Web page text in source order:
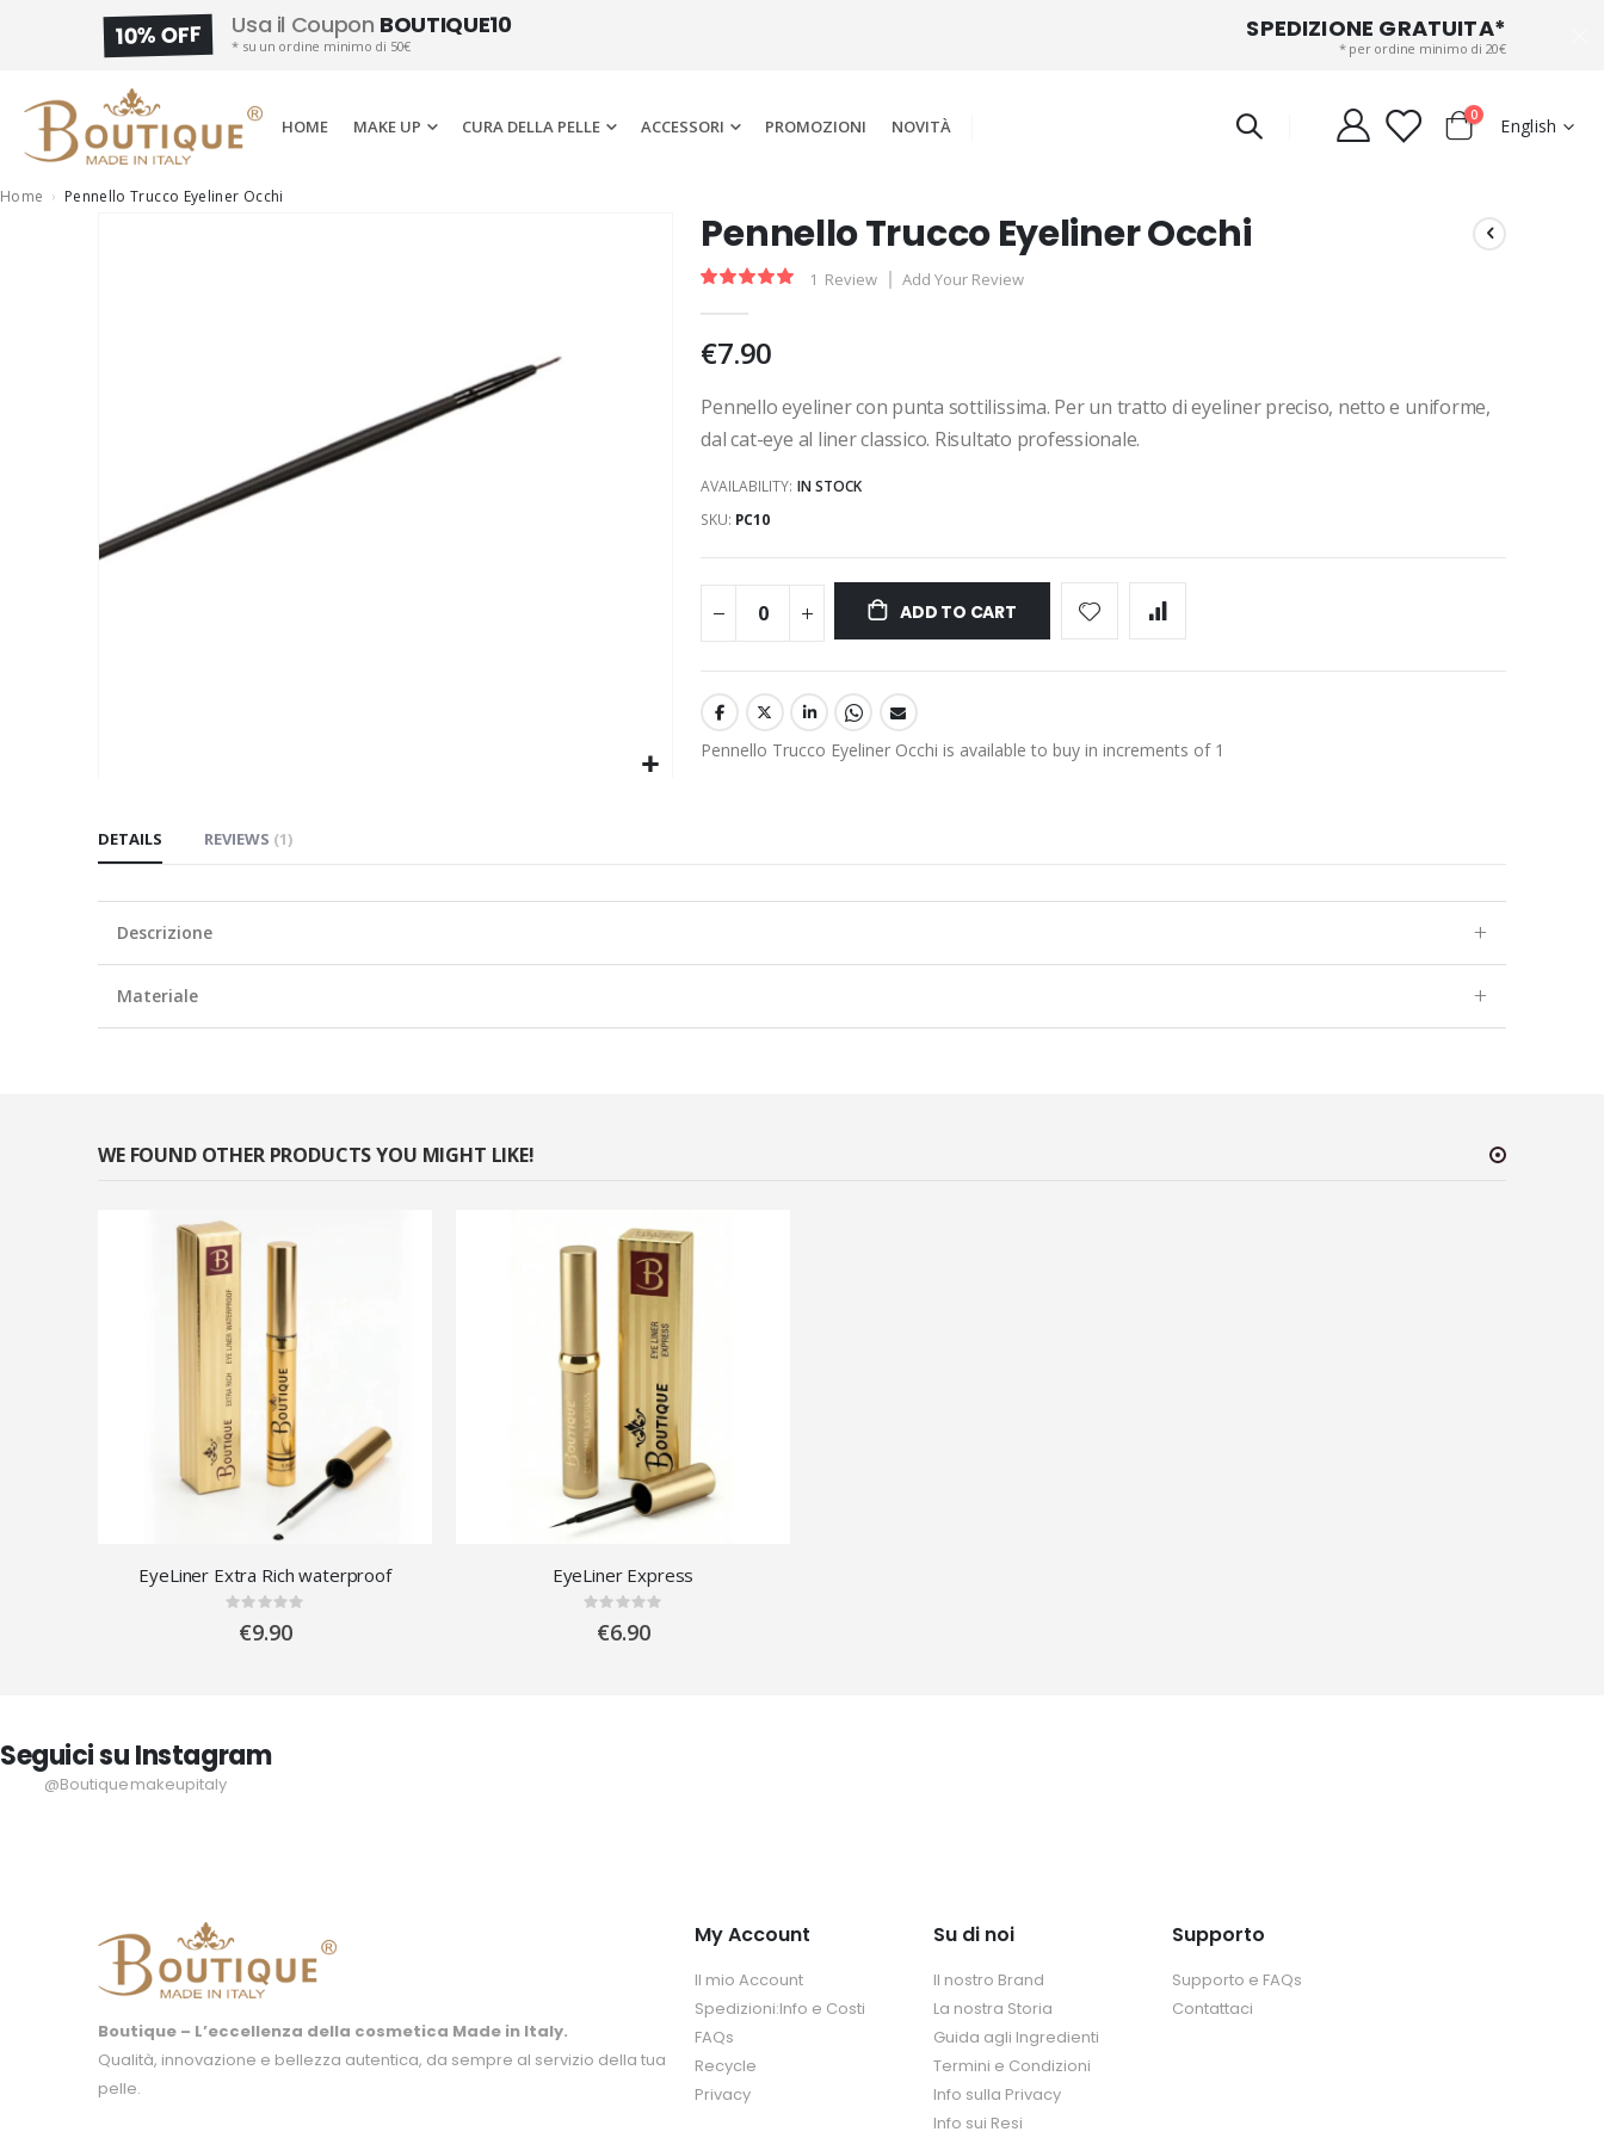
10% OFF Usa il Coupon BOUTIQUE10
* su un ordine minimo di 50€
SPEDIZIONE GRATUITA*
* per ordine minimo di 20€
HOME MAKE UP CURA DELLA PELLE ACCESSORI PROMOZIONI NOVITÀ Cart
0itemsLanguage
English
Home Pennello Trucco Eyeliner Occhi
the
of
the
images
gallery
Pennello Trucco Eyeliner Occhi
Rating: 1 Review Add Your Review
€7.90
Pennello eyeliner con punta sottilissima. Per un tratto di eyeliner preciso, netto e uniforme,
dal cat-eye al liner classico. Risultato professionale.
AVAILABILITY: IN STOCK
SKU PC10
ADD TO CART
Pennello Trucco Eyeliner Occhi is available to buy in increments of 1
DETAILS
Descrizione
Materiale
REVIEWS 1
WE FOUND OTHER PRODUCTS YOU MIGHT LIKE!
EyeLiner Extra Rich waterproof
Rating:
0%€9.90
EyeLiner Express
Rating:
0%€6.90
Seguici su Instagram
@Boutiquemakeupitaly
Boutique – L’eccellenza della cosmetica Made in Italy.
Qualità, innovazione e bellezza autentica, da sempre al servizio della tua
pelle.
My Account
Il mio Account
Spedizioni:Info e Costi
FAQs
Recycle
Privacy
Su di noi
Il nostro Brand
La nostra Storia
Guida agli Ingredienti
Termini e Condizioni
Info sulla Privacy
Info sui Resi
Supporto
Supporto e FAQs
Contattaci